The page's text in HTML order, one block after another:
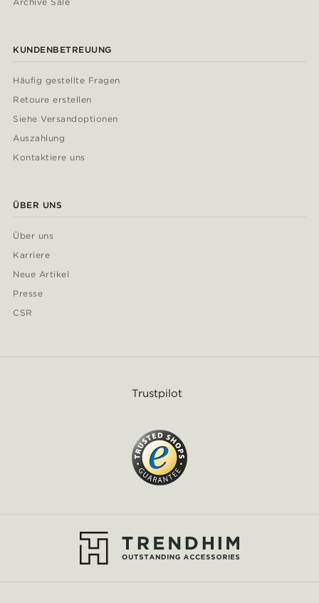
KUNDENBETREUUNG
Häufig gestellte Fragen
Retoure erstellen
Siehe Versandoptionen
Auszahlung
Kontaktiere uns
ÜBER UNS
Über uns
Karriere
Neue Artikel
Presse
CSR
Trustpilot